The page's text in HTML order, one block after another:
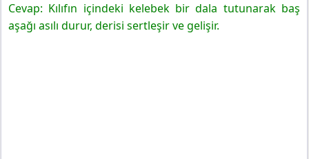
Cevap: Kılıfın içindeki kelebek bir dala tutunarak baş
aşağı asılı durur, derisi sertleşir ve gelişir.